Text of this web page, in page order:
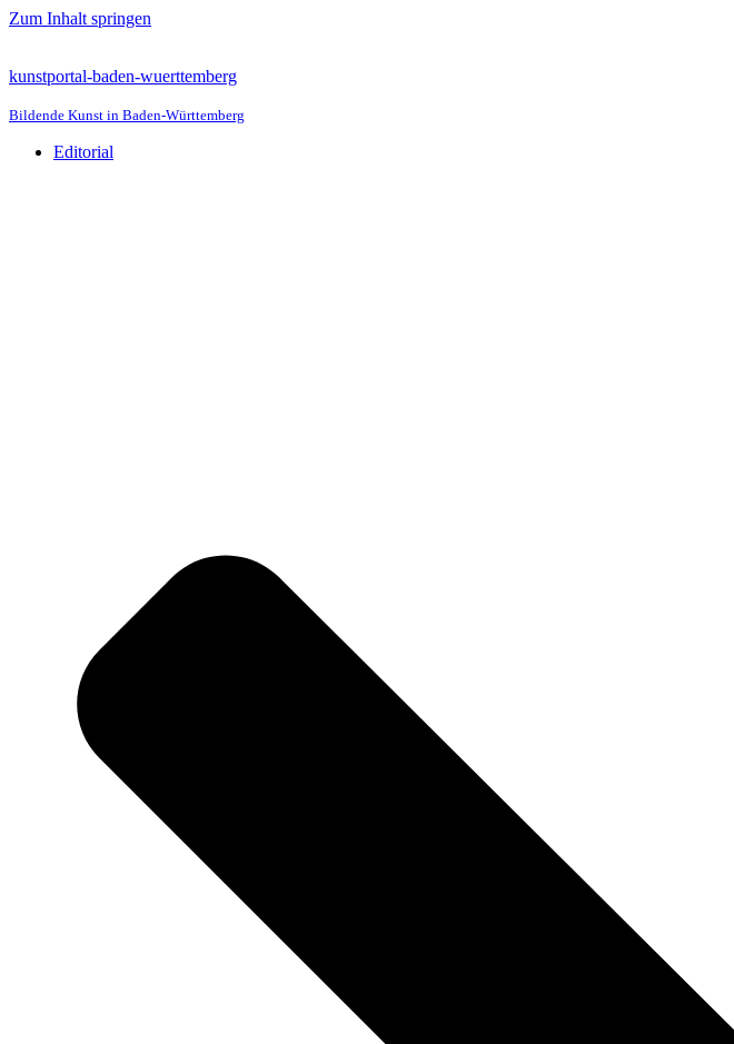
Zum Inhalt springen
kunstportal-baden-wuerttemberg
Bildende Kunst in Baden-Württemberg
Editorial